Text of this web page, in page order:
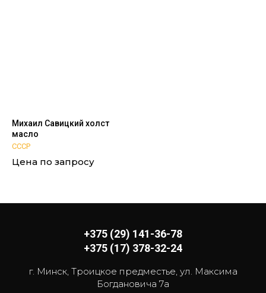
Михаил Савицкий холст
масло
СССР
Цена по запросу
+375 (29) 141-36-78
+375 (17) 378-32-24
г. Минск, Троицкое предместье, ул. Максима
Богдановича 7а